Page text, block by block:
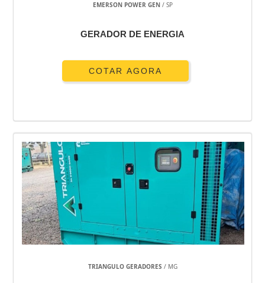
EMERSON POWER GEN/ SP
GERADOR DE ENERGIA
COTAR AGORA
TRIANGULO GERADORES / MG